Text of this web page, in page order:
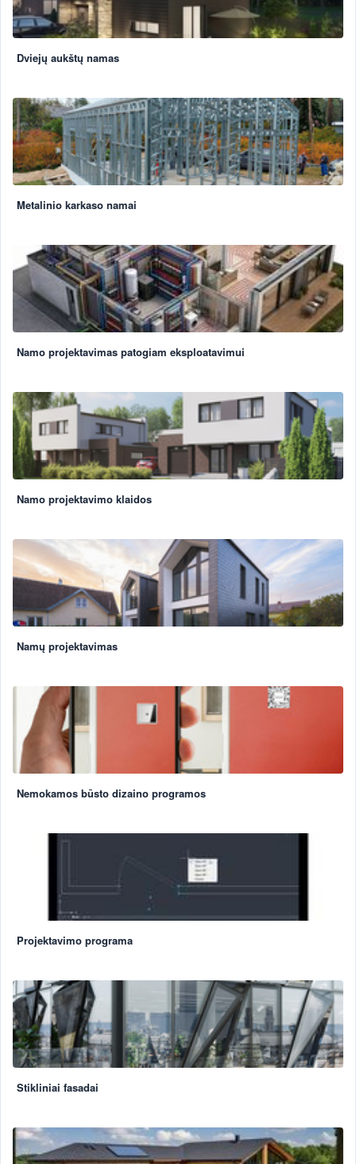
Dviejų aukštų namas
Metalinio karkaso namai
Namo projektavimas patogiam eksploatavimui
Namo projektavimo klaidos
Namų projektavimas
Nemokamos būsto dizaino programos
Projektavimo programa
Stikliniai fasadai